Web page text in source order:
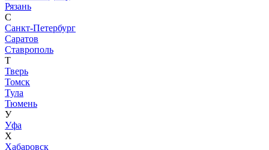
Рязань
С
Санкт-Петербург
Саратов
Ставрополь
Т
Тверь
Томск
Тула
Тюмень
У
Уфа
Х
Хабаровск